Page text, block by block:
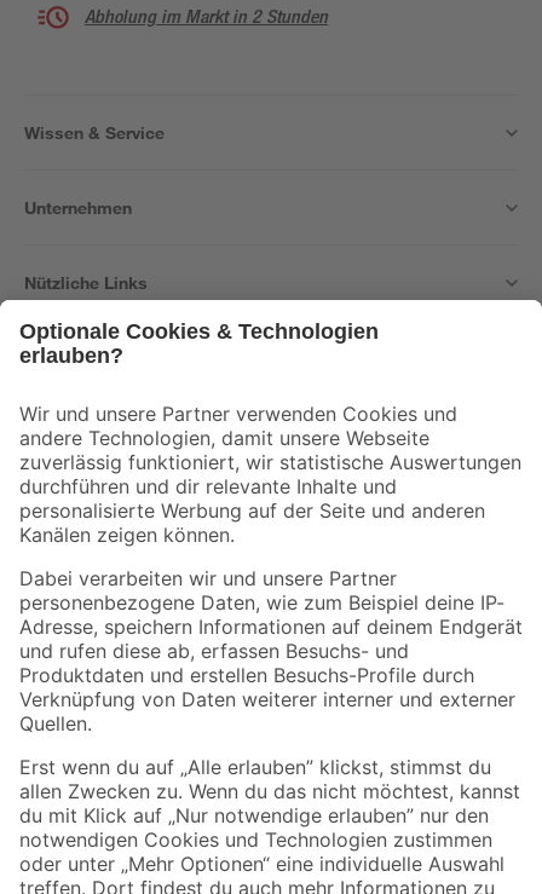
Abholung im Markt in 2 Stunden
Wissen & Service
Unternehmen
Nützliche Links
Der toom Newsletter: Keine Angebote und Aktionen mehr verpassen!
Zur Newsletter Anmeldung
Folge uns
Zahlungsarten Versandarten
Sicher einkaufen
Jetzt die toom-App herunterladen